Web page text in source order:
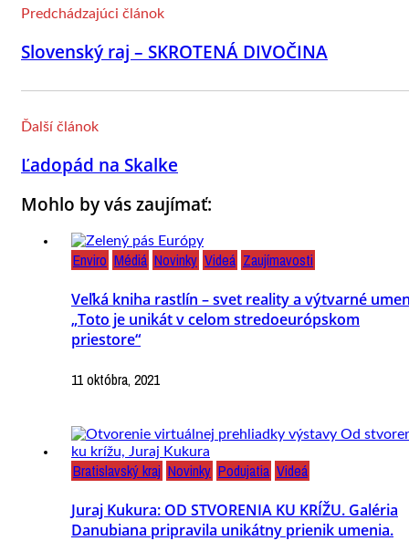
Predchádzajúci článok
Slovenský raj – SKROTENÁ DIVOČINA
Ďalší článok
Ľadopád na Skalke
Mohlo by vás zaujímať:
Enviro Médiá Novinky Videá Zaujímavosti
Veľká kniha rastlín – svet reality a výtvarné
„Toto je unikát v celom stredoeurópskom
priestore“
11 októbra, 2021
Bratislavský kraj Novinky Podujatia Videá
Juraj Kukura: OD STVORENIA KU KRÍŽU. Galéria
Danubiana pripravila unikátny prienik umenia.